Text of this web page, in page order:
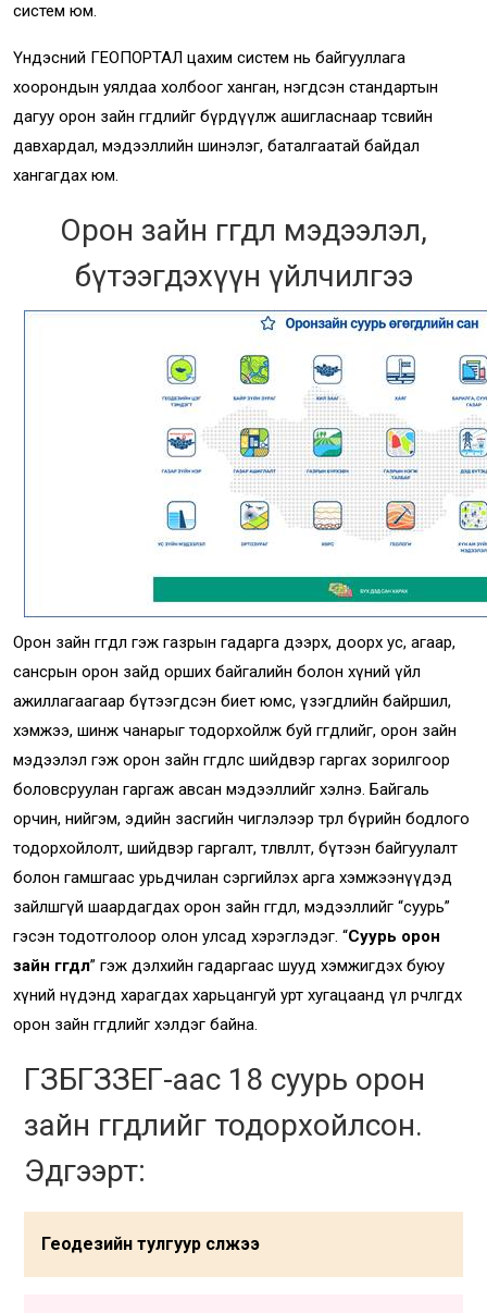
систем юм.
Үндэсний ГЕОПОРТАЛ цахим систем нь байгууллага
хоорондын уялдаа холбоог ханган, нэгдсэн стандартын
дагуу орон зайн өгөгдлийг бүрдүүлж ашигласнаар төсвийн
давхардал, мэдээллийн шинэлэг, баталгаатай байдал
хангагдах юм.
Орон зайн өгөгдөл мэдээлэл,
бүтээгдэхүүн үйлчилгээ
Орон зайн өгөгдөл гэж газрын гадарга дээрх, доорх ус, агаар,
сансрын орон зайд орших байгалийн болон хүний үйл
ажиллагаагаар бүтээгдсэн биет юмс, үзэгдлийн байршил,
хэмжээ, шинж чанарыг тодорхойлж буй өгөгдлийг, орон зайн
мэдээлэл гэж орон зайн өгөгдлөөс шийдвэр гаргах зорилгоор
боловсруулан гаргаж авсан мэдээллийг хэлнэ. Байгаль
орчин, нийгэм, эдийн засгийн чиглэлээр төрөл бүрийн бодлого
тодорхойлолт, шийдвэр гаргалт, төлөвлөлт, бүтээн байгуулалт
болон гамшгаас урьдчилан сэргийлэх арга хэмжээнүүдэд
зайлшгүй шаардагдах орон зайн өгөгдөл, мэдээллийг “суурь”
гэсэн тодотголоор олон улсад хэрэглэдэг. “Суурь орон
зайн өгөгдөл” гэж дэлхийн гадаргаас шууд хэмжигдэх буюу
хүний нүдэнд харагдах харьцангуй урт хугацаанд үл өөрчлөгдөх
орон зайн өгөгдлийг хэлдэг байна.
ГЗБГЗЗЕГ-аас 18 суурь орон
зайн өгөгдлийг тодорхойлсон.
Эдгээрт:
Геодезийн тулгуур сүлжээ